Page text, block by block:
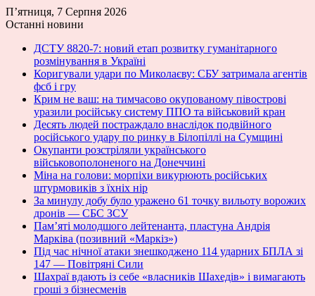
П’ятниця, 7 Серпня 2026
Останні новини
ДСТУ 8820-7: новий етап розвитку гуманітарного
розмінування в Україні
Коригували удари по Миколаєву: СБУ затримала агентів
фсб і гру
Крим не ваш: на тимчасово окупованому півострові
уразили російську систему ППО та військовий кран
Десять людей постраждало внаслідок подвійного
російського удару по ринку в Білопіллі на Сумщині
Окупанти розстріляли українського
військовополоненого на Донеччині
Міна на голови: морпіхи викурюють російських
штурмовиків з їхніх нір
За минулу добу було уражено 61 точку вильоту ворожих
дронів — СБС ЗСУ
Пам’яті молодшого лейтенанта, пластуна Андрія
Марківа (позивний «Маркіз»)
Під час нічної атаки знешкоджено 114 ударних БПЛА зі
147 — Повітряні Сили
Шахраї вдають із себе «власників Шахедів» і вимагають
гроші з бізнесменів